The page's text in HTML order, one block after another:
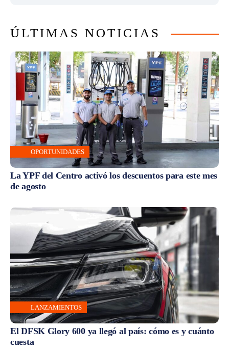
ÚLTIMAS NOTICIAS
OPORTUNIDADES
La YPF del Centro activó los descuentos para este mes
de agosto
LANZAMIENTOS
El DFSK Glory 600 ya llegó al país: cómo es y cuánto
cuesta